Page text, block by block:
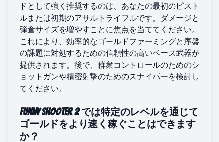
ドとして強く推奨するのは、あなたの最初のピスト
ルまたは初期のアサルトライフルです。ダメージと
弾倉サイズを増やすことに焦点を当ててください。
これにより、効率的なゴールドファーミングと序盤
の課題に対処するための信頼性の高いベース武器が
提供されます。後で、群衆コントロールのためのシ
ョットガンや精密射撃のためのスナイパーを検討し
てください。
Funny Shooter 2 では特定のレベルを通じて
ゴールドをより速く稼ぐことはできます
か？